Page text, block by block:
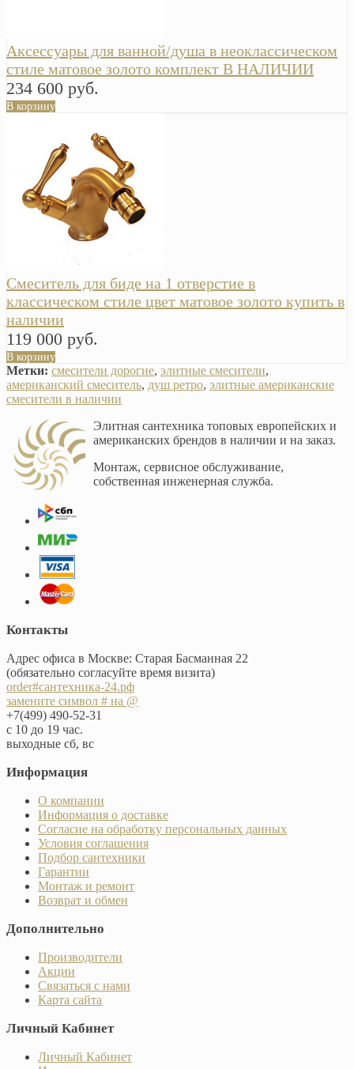
Аксессуары для ванной/душа в неоклассическом
стиле матовое золото комплект В НАЛИЧИИ
234 600 руб.
В корзину
Смеситель для биде на 1 отверстие в
классическом стиле цвет матовое золото купить в
наличии
119 000 руб.
В корзину
Метки: смесители дорогие, элитные смесители,
американский смеситель, душ ретро, элитные американские
смесители в наличии
Элитная сантехника топовых европейских и
американских брендов в наличии и на заказ.
Монтаж, сервисное обслуживание,
собственная инженерная служба.
Контакты
Адрес офиса в Москве: Старая Басманная 22
(обязательно согласуйте время визита)
order#сантехника-24.рф
замените символ # на @
+7(499) 490-52-31
с 10 до 19 час.
выходные сб, вс
Информация
О компании
Информация о доставке
Согласие на обработку персональных данных
Условия соглашения
Подбор сантехники
Гарантии
Монтаж и ремонт
Возврат и обмен
Дополнительно
Производители
Акции
Связаться с нами
Карта сайта
Личный Кабинет
Личный Кабинет